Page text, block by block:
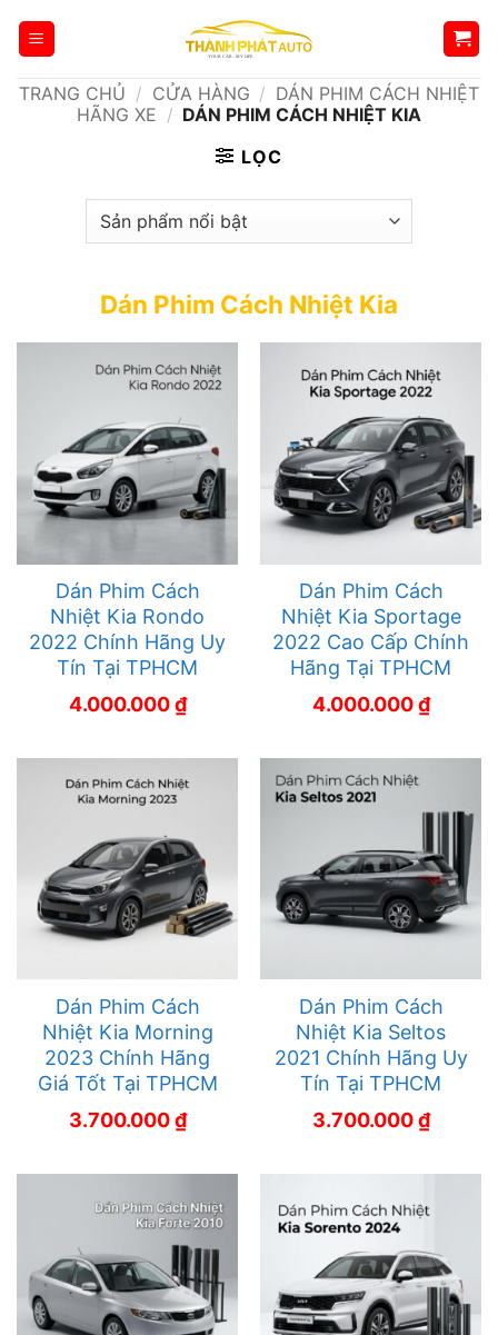
qua
dungTRANG CHỦ / CỬA HÀNG / DÁN PHIM CÁCH NHIỆT
HÃNG XE / DÁN PHIM CÁCH NHIỆT KIA
LỌC
Dán Phim Cách Nhiệt Kia
Dán Phim Cách
Nhiệt Kia Rondo
2022 Chính Hãng Uy
Tín Tại TPHCM
4.000.000₫
Dán Phim Cách
Nhiệt Kia Sportage
2022 Cao Cấp Chính
Hãng Tại TPHCM
4.000.000₫
Dán Phim Cách
Nhiệt Kia Morning
2023 Chính Hãng
Giá Tốt Tại TPHCM
3.700.000₫
Dán Phim Cách
Nhiệt Kia Seltos
2021 Chính Hãng Uy
Tín Tại TPHCM
3.700.000₫